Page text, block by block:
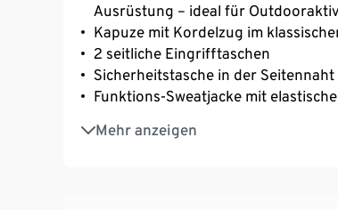
Ausrüstung – ideal für
Kapuze mit Kordelzug im
2 seitliche Eingrifftaschen
Sicherheitstasche in der Seitennaht
Funktions-Sweatjacke mit
Mehr anzeigen
Mit Baumwollanteil
Reißverschluss